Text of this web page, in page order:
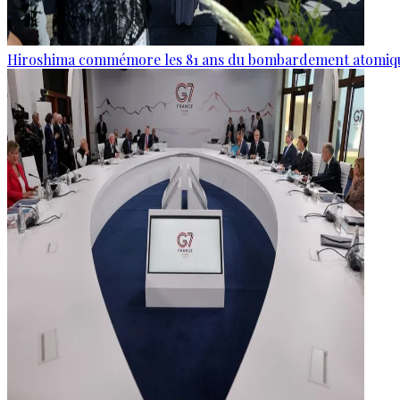
Hiroshima commémore les 81 ans du bombardement